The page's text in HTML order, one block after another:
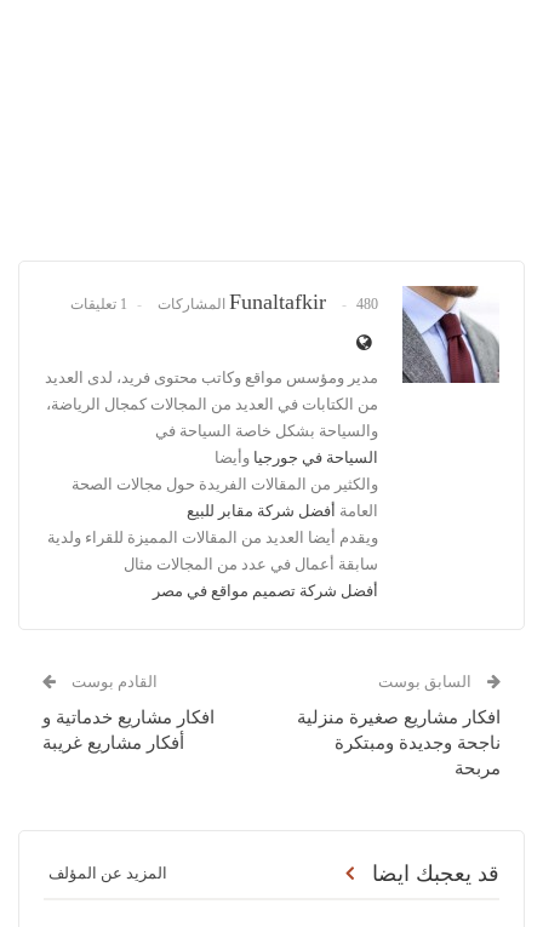
Funaltafkir 480 المشاركات 1 تعليقات
مدير ومؤسس مواقع وكاتب محتوى فريد، لدى العديد
من الكتابات في العديد من المجالات كمجال الرياضة،
والسياحة بشكل خاصة السياحة في
السياحة في جورجيا وأيضا
والكثير من المقالات الفريدة حول مجالات الصحة
العامة أفضل شركة مقابر للبيع
ويقدم أيضا العديد من المقالات المميزة للقراء ولدية
سابقة أعمال في عدد من المجالات مثال
أفضل شركة تصميم مواقع في مصر
السابق بوست
افكار مشاريع صغيرة منزلية
ناجحة وجديدة ومبتكرة
مربحة
القادم بوست
افكار مشاريع خدماتية و
أفكار مشاريع غريبة
قد يعجبك ايضا المزيد عن المؤلف